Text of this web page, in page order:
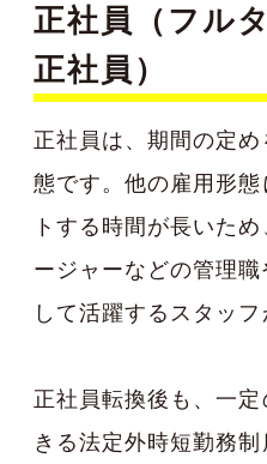
正社員（フル
正社員）
正社員は、期間の定
態です。他の雇用形
トする時間が長いた
ージャーなどの管理
して活躍するスタッフ
正社員転換後も、一
きる法定外時短勤務